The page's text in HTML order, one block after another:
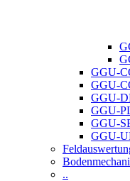
GGU-
GGU-
GGU-
GGU-
GGU-
GGU-
..